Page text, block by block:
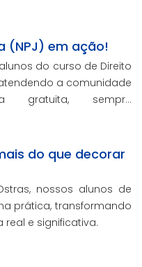
(NPJ) em ação!
do curso de Direito
a comunidade
gratuita, sempre
do que decorar
nossos alunos de
prática, transformando
e significativa.